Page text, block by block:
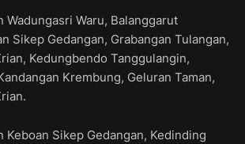
Wadungasri Waru, Balanggarut
Sikep Gedangan, Grabangan Tulangan,
Kedungbendo Tanggulangin,
Krembung, Geluran Taman,
Keboan Sikep Gedangan, Kedinding